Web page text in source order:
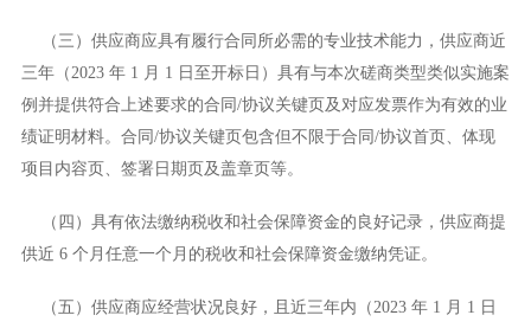
（三）供应商应具有履行合同所必需的专业技术能力，供应商近
三年（ 2023 年 1 月 1 日至开标日）具有与本次磋商类型类似实施案
例并提供符合上述要求的合同/协议关键页及对应发票作为有效的业
绩证明材料。合同/协议关键页包含但不限于合同/协议首页、体现
项目内容页、签署日期页及盖章页等。
（四）具有依法缴纳税收和社会保障资金的良好记录，供应商提
供近 6 个月任意一个月的税收和社会保障资金缴纳凭证。
（五）供应商应经营状况良好，且近三年内（ 2023 年 1 月 1 日